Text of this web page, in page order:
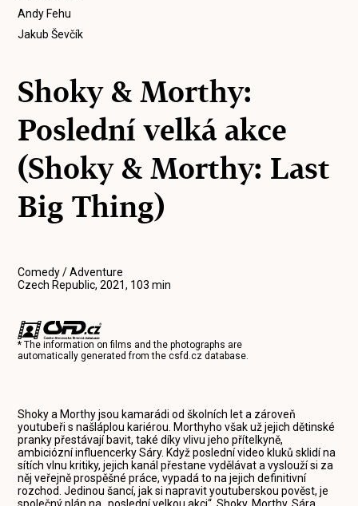
Andy Fehu
Jakub Ševčík
Shoky & Morthy:
Poslední velká akce
(Shoky & Morthy: Last
Big Thing)
Comedy / Adventure
Czech Republic, 2021, 103 min
* The information on films and the photographs are
automatically generated from thecsfd.cz database.
Shoky a Morthy jsou kamarádi od školních let a zároveň
youtubeři s našláplou kariérou. Morthyho však už jejich dětinské
pranky přestávají bavit, také díky vlivu jeho přítelkyně,
ambiciózní influencerky Sáry. Když poslední video kluků sklidí na
sítích vlnu kritiky, jejich kanál přestane vydělávat a vyslouží si za
něj veřejně prospěšné práce, vypadá to na jejich definitivní
rozchod. Jedinou šancí, jak si napravit youtuberskou pověst, je